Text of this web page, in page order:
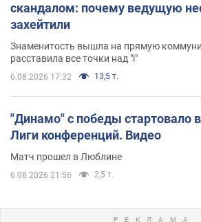
скандалом: почему ведущую
захейтили
Знаменитость вышла на прямую
расставила все точки над "i"
6.08.2026 17:32 13,5 т.
"Динамо" с победы стартовало
Лиги конференций. Видео
Матч прошел в Люблине
6.08.2026 21:56 2,5 т.